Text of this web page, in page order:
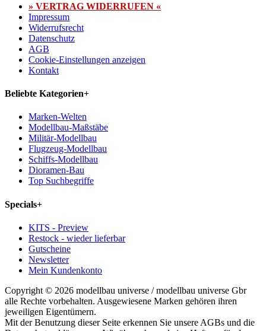
» VERTRAG WIDERRUFEN «
Impressum
Widerrufsrecht
Datenschutz
AGB
Cookie-Einstellungen anzeigen
Kontakt
Beliebte Kategorien+
Marken-Welten
Modellbau-Maßstäbe
Militär-Modellbau
Flugzeug-Modellbau
Schiffs-Modellbau
Dioramen-Bau
Top Suchbegriffe
Specials+
KITS - Preview
Restock - wieder lieferbar
Gutscheine
Newsletter
Mein Kundenkonto
Copyright © 2026 modellbau universe / modellbau universe Gbr
alle Rechte vorbehalten. Ausgewiesene Marken gehören ihren
jeweiligen Eigentümern.
Mit der Benutzung dieser Seite erkennen Sie unsere AGBs und die